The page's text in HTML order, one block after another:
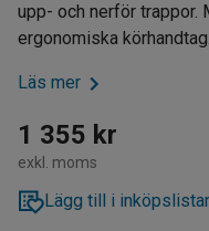
upp- och nerför trappor.
ergonomiska körhandtag.
Läs mer
1 355 kr
exkl. moms
Lägg till i